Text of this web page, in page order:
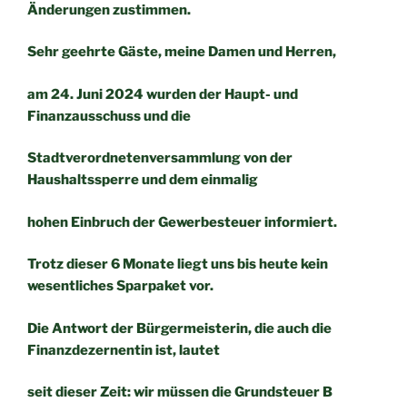
Änderungen zustimmen.
Sehr geehrte Gäste, meine Damen und Herren,
am 24. Juni 2024 wurden der Haupt- und
Finanzausschuss und die
Stadtverordnetenversammlung von der
Haushaltssperre und dem einmalig
hohen Einbruch der Gewerbesteuer informiert.
Trotz dieser 6 Monate liegt uns bis heute kein
wesentliches Sparpaket vor.
Die Antwort der Bürgermeisterin, die auch die
Finanzdezernentin ist, lautet
seit dieser Zeit: wir müssen die Grundsteuer B